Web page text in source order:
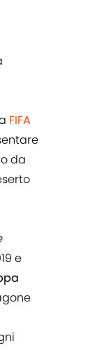
FIFA
da
e